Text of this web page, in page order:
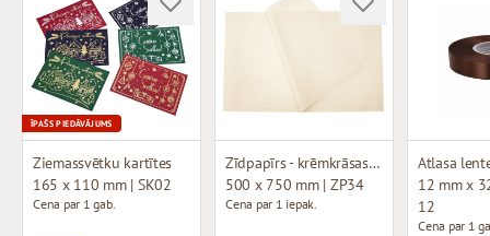
ĪPAŠS PIEDĀVĀJUMS
Ziemassvētku kartītes
165 x 110 mm | SK02
Cena par 1 gab.
Zīdpapīrs - krēmkrāsas (40 loksnes)
500 x 750 mm | ZP34
Cena par 1 iepak.
Atlasa
12 mm x
12
Cena par 1